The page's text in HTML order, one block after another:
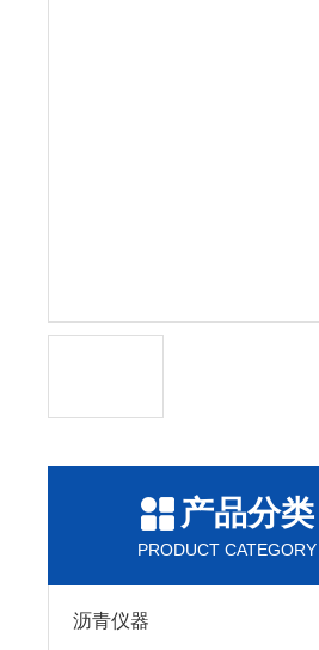
产品分类
PRODUCT CATEGORY
沥青仪器